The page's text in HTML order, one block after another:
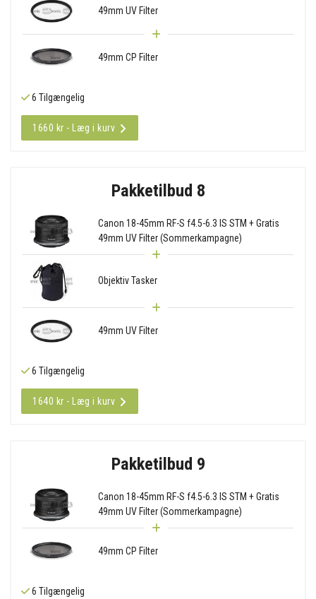
49mm UV Filter
49mm CP Filter
6 Tilgængelig
1660 kr - Læg i kurv
Pakketilbud 8
Canon 18-45mm RF-S f4.5-6.3 IS STM + Gratis
49mm UV Filter (Sommerkampagne)
Objektiv Tasker
49mm UV Filter
6 Tilgængelig
1640 kr - Læg i kurv
Pakketilbud 9
Canon 18-45mm RF-S f4.5-6.3 IS STM + Gratis
49mm UV Filter (Sommerkampagne)
49mm CP Filter
6 Tilgængelig